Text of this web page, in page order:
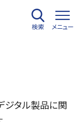
検索 メニュー
ジタル製品に関